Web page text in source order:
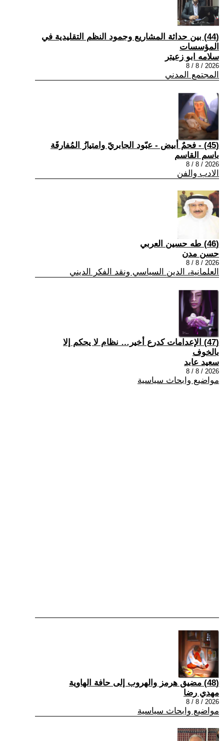
(44) بين حداثة المشاريع وجمود النظم التقليدية في
المؤسسات
سلامه ابو زعيتر
2026 / 8 / 8
المجتمع المدني
(45) - فحمٌ أبيض - عبّود الجابريّ وامتيازُ المُفارقَة
باسم القاسم
2026 / 8 / 8
الادب والفن
(46) طه حسين العربي
حسن مدن
2026 / 8 / 8
العلمانية، الدين السياسي ونقد الفكر الديني
(47) الإعدامات كدرع أخير… نظام لا يحكم إلا
بالخوف
سعيد عابد
2026 / 8 / 8
مواضيع وابحاث سياسية
(48) مضيق هرمز والهروب إلى حافة الهاوية
مهدي رضا
2026 / 8 / 8
مواضيع وابحاث سياسية